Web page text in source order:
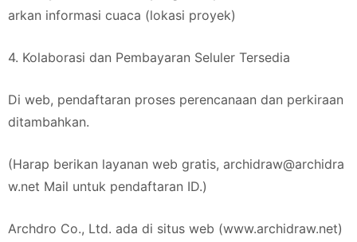
arkan informasi cuaca (lokasi proyek)
4. Kolaborasi dan Pembayaran Seluler Tersedia
Di web, pendaftaran proses perencanaan dan perkiraan
ditambahkan.
(Harap berikan layanan web gratis, archidraw@archidra
w.net Mail untuk pendaftaran ID.)
Archdro Co., Ltd. ada di situs web (www.archidraw.net)